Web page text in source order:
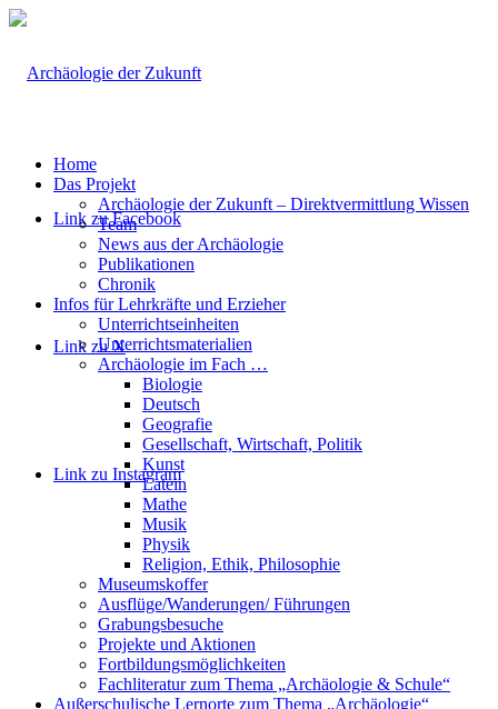
Link zu Facebook
Link zu X
Link zu Instagram
Home
Das Projekt
Archäologie der Zukunft – Direktvermittlung Wissen
Team
News aus der Archäologie
Publikationen
Chronik
Infos für Lehrkräfte und Erzieher
Unterrichtseinheiten
Unterrichtsmaterialien
Archäologie im Fach …
Biologie
Deutsch
Geografie
Gesellschaft, Wirtschaft, Politik
Kunst
Latein
Mathe
Musik
Physik
Religion, Ethik, Philosophie
Museumskoffer
Ausflüge/Wanderungen/ Führungen
Grabungsbesuche
Projekte und Aktionen
Fortbildungsmöglichkeiten
Fachliteratur zum Thema „Archäologie & Schule“
Außerschulische Lernorte zum Thema „Archäologie“